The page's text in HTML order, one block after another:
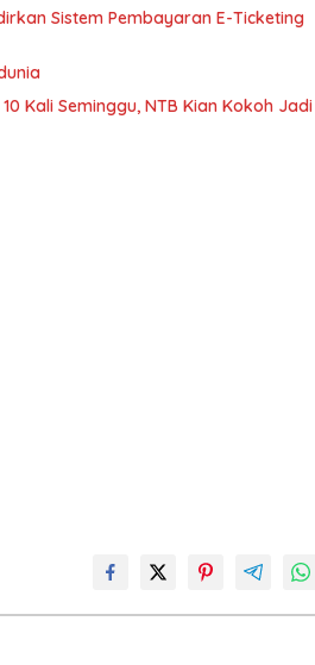
Sistem Pembayaran E-Ticketing
Kali Seminggu, NTB Kian Kokoh Jadi